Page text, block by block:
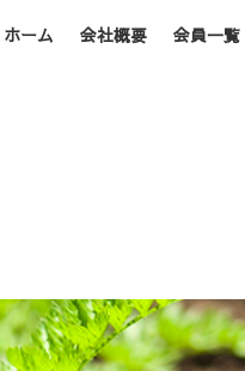
ホーム 会社概要 会員一覧